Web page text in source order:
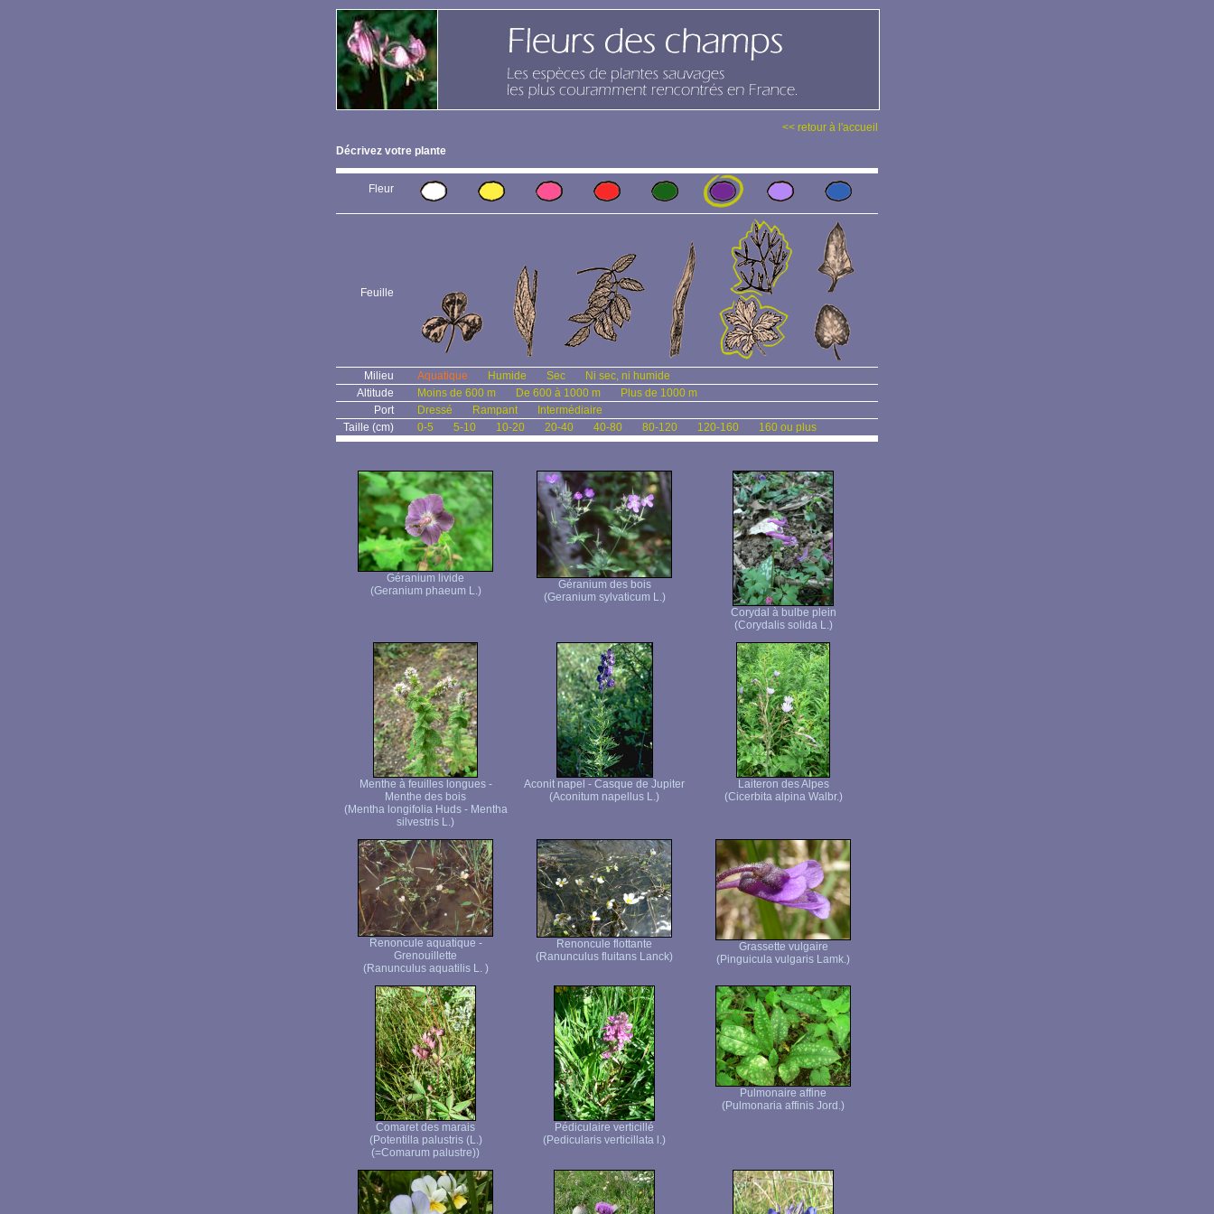
<< retour à l'accueil
Décrivez votre plante
Fleur
Feuille
Milieu Aquatique Humide Sec
Ni sec, ni humide
Altitude
Moins de 600 m De 600 à 1000 m
Plus de 1000 m
Port
Dressé Rampant
Intermédiaire
Taille (cm)
0-5 5-10 10-20 20-40 40-80 80-120 120-160 160 ou plus
Géranium livide
(Geranium phaeum L.)
Géranium des bois
(Geranium sylvaticum L.)
Corydal à bulbe plein
(Corydalis solida L.)
Menthe à feuilles longues -
Menthe des bois
(Mentha longifolia Huds - Mentha
silvestris L.)
Aconit napel - Casque de Jupiter
(Aconitum napellus L.)
Laiteron des Alpes
(Cicerbita alpina Walbr.)
Renoncule aquatique -
Grenouillette
(Ranunculus aquatilis L. )
Renoncule flottante
(Ranunculus fluitans Lanck)
Grassette vulgaire
(Pinguicula vulgaris Lamk.)
Comaret des marais
(Potentilla palustris (L.)
(=Comarum palustre))
Pédiculaire verticillé
(Pedicularis verticillata l.)
Pulmonaire affine
(Pulmonaria affinis Jord.)